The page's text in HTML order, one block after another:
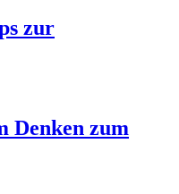
zur
Denken zum